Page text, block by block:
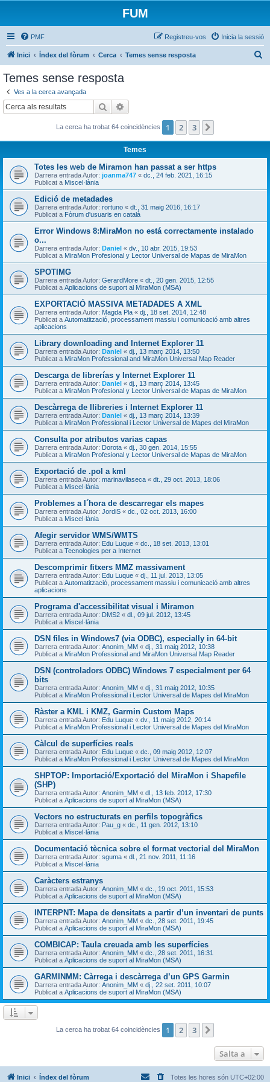
FUM
PMF Inicia la sessió
Registreu-vos
Inici Índex del fòrum Cerca Temes sense resposta
Temes sense resposta
Ves a la cerca avançada
Cerca
La cerca ha trobat 64 coincidències 1 2 3
Temes
Totes les web de Miramon han passat a ser https
Darrera entrada Autor: joanma747 « dc., 24 feb. 2021, 16:15
Publicat a Miscel·lània
Edició de metadades
Darrera entrada Autor: rortuno « dt., 31 maig 2016, 16:17
Publicat a Fòrum d'usuaris en català
Error Windows 8:MiraMon no está correctamente instalado
o...
Darrera entrada Autor: Daniel « dv., 10 abr. 2015, 19:53
Publicat a MiraMon Profesional y Lector Universal de Mapas de MiraMon
SPOTIMG
Darrera entrada Autor: GerardMore « dt., 20 gen. 2015, 12:55
Publicat a Aplicacions de suport al MiraMon (MSA)
EXPORTACIÓ MASSIVA METADADES A XML
Darrera entrada Autor: Magda Pla « dj., 18 set. 2014, 12:48
Publicat a Automatització, processament massiu i comunicació amb altres
aplicacions
Library downloading and Internet Explorer 11
Darrera entrada Autor: Daniel « dj., 13 març 2014, 13:50
Publicat a MiraMon Professional and MiraMon Universal Map Reader
Descarga de librerías y Internet Explorer 11
Darrera entrada Autor: Daniel « dj., 13 març 2014, 13:45
Publicat a MiraMon Profesional y Lector Universal de Mapas de MiraMon
Descàrrega de llibreries i Internet Explorer 11
Darrera entrada Autor: Daniel « dj., 13 març 2014, 13:39
Publicat a MiraMon Professional i Lector Universal de Mapes del MiraMon
Consulta por atributos varias capas
Darrera entrada Autor: Dorota « dj., 30 gen. 2014, 15:55
Publicat a MiraMon Profesional y Lector Universal de Mapas de MiraMon
Exportació de .pol a kml
Darrera entrada Autor: marinavilaseca « dt., 29 oct. 2013, 18:06
Publicat a Miscel·lània
Problemes a l´hora de descarregar els mapes
Darrera entrada Autor: JordiS « dc., 02 oct. 2013, 16:00
Publicat a Miscel·lània
Afegir servidor WMS/WMTS
Darrera entrada Autor: Edu Luque « dc., 18 set. 2013, 13:01
Publicat a Tecnologies per a Internet
Descomprimir fitxers MMZ massivament
Darrera entrada Autor: Edu Luque « dj., 11 jul. 2013, 13:05
Publicat a Automatització, processament massiu i comunicació amb altres
aplicacions
Programa d'accessibilitat visual i Miramon
Darrera entrada Autor: DMS2 « dl., 09 jul. 2012, 13:45
Publicat a Miscel·lània
DSN files in Windows7 (via ODBC), especially in 64-bit
Darrera entrada Autor: Anonim_MM « dj., 31 maig 2012, 10:38
Publicat a MiraMon Professional and MiraMon Universal Map Reader
DSN (controladors ODBC) Windows 7 especialment per 64
bits
Darrera entrada Autor: Anonim_MM « dj., 31 maig 2012, 10:35
Publicat a MiraMon Professional i Lector Universal de Mapes del MiraMon
Ràster a KML i KMZ, Garmin Custom Maps
Darrera entrada Autor: Edu Luque « dv., 11 maig 2012, 20:14
Publicat a MiraMon Professional i Lector Universal de Mapes del MiraMon
Càlcul de superfícies reals
Darrera entrada Autor: Edu Luque « dc., 09 maig 2012, 12:07
Publicat a MiraMon Professional i Lector Universal de Mapes del MiraMon
SHPTOP: Importació/Exportació del MiraMon i Shapefile
(SHP)
Darrera entrada Autor: Anonim_MM « dl., 13 feb. 2012, 17:30
Publicat a Aplicacions de suport al MiraMon (MSA)
Vectors no estructurats en perfils topogràfics
Darrera entrada Autor: Pau_g « dc., 11 gen. 2012, 13:10
Publicat a Miscel·lània
Documentació tècnica sobre el format vectorial del MiraMon
Darrera entrada Autor: sguma « dl., 21 nov. 2011, 11:16
Publicat a Miscel·lània
Caràcters estranys
Darrera entrada Autor: Anonim_MM « dc., 19 oct. 2011, 15:53
Publicat a Aplicacions de suport al MiraMon (MSA)
INTERPNT: Mapa de densitats a partir d’un inventari de punts
Darrera entrada Autor: Anonim_MM « dc., 28 set. 2011, 19:45
Publicat a Aplicacions de suport al MiraMon (MSA)
COMBICAP: Taula creuada amb les superfícies
Darrera entrada Autor: Anonim_MM « dc., 28 set. 2011, 16:31
Publicat a Aplicacions de suport al MiraMon (MSA)
GARMINMM: Càrrega i descàrrega d’un GPS Garmin
Darrera entrada Autor: Anonim_MM « dj., 22 set. 2011, 10:07
Publicat a Aplicacions de suport al MiraMon (MSA)
La cerca ha trobat 64 coincidències 1 2 3
Salta a
Inici Índex del fòrum Totes les hores són UTC+02:00